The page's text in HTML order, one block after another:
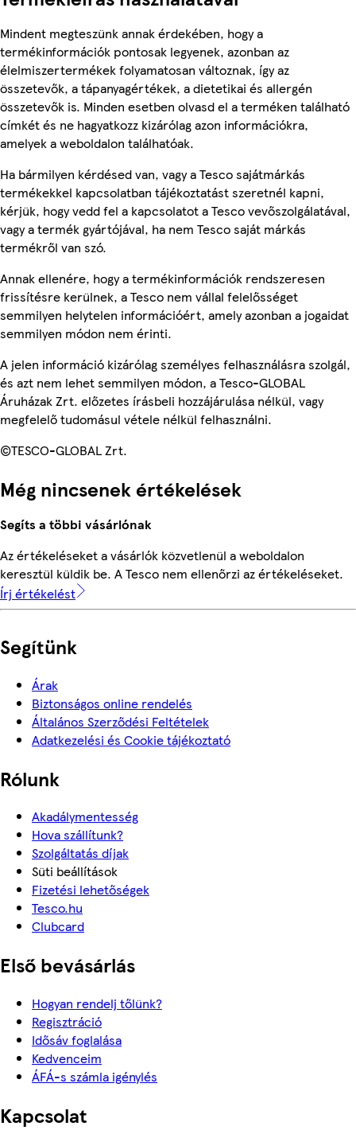
Mindent megteszünk annak érdekében, hogy a
termékinformációk pontosak legyenek, azonban az
élelmiszertermékek folyamatosan változnak, így az
összetevők, a tápanyagértékek, a dietetikai és allergén
összetevők is. Minden esetben olvasd el a terméken található
címkét és ne hagyatkozz kizárólag azon információkra,
amelyek a weboldalon találhatóak.
Ha bármilyen kérdésed van, vagy a Tesco sajátmárkás
termékekkel kapcsolatban tájékoztatást szeretnél kapni,
kérjük, hogy vedd fel a kapcsolatot a Tesco vevőszolgálatával,
vagy a termék gyártójával, ha nem Tesco saját márkás
termékről van szó.
Annak ellenére, hogy a termékinformációk rendszeresen
frissítésre kerülnek, a Tesco nem vállal felelősséget
semmilyen helytelen információért, amely azonban a jogaidat
semmilyen módon nem érinti.
A jelen információ kizárólag személyes felhasználásra szolgál,
és azt nem lehet semmilyen módon, a Tesco-GLOBAL
Áruházak Zrt. előzetes írásbeli hozzájárulása nélkül, vagy
megfelelő tudomásul vétele nélkül felhasználni.
©TESCO-GLOBAL Zrt.
Még nincsenek értékelések
Segíts a többi vásárlónak
Az értékeléseket a vásárlók közvetlenül a weboldalon
keresztül küldik be. A Tesco nem ellenőrzi az értékeléseket.
Írj értékelést
Segítünk
Árak
Biztonságos online rendelés
Általános Szerződési Feltételek
Adatkezelési és Cookie tájékoztató
Rólunk
Akadálymentesség
Hova szállítunk?
Szolgáltatás díjak
Süti beállítások
Fizetési lehetőségek
Tesco.hu
Clubcard
Első bevásárlás
Hogyan rendelj tőlünk?
Regisztráció
Idősáv foglalása
Kedvenceim
ÁFÁ-s számla igénylés
Kapcsolat